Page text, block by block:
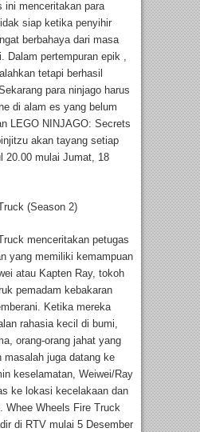
ini menceritakan para
siap ketika penyihir
berbahaya dari masa
Dalam pertempuran epik ,
tetapi berhasil
para ninjago harus
di alam es yang belum
LEGO NINJAGO: Secrets
akan tayang setiap
20.00 mulai Jumat, 18
(Season 2)
menceritakan petugas
yang memiliki kemampuan
atau Kapten Ray, tokoh
pemadam kebakaran
Ketika mereka
rahasia kecil di bumi,
orang-orang jahat yang
masalah juga datang ke
keselamatan, Weiwei/Ray
ke lokasi kecelakaan dan
Whee Wheels Fire Truck
di RTV mulai 5 Desember